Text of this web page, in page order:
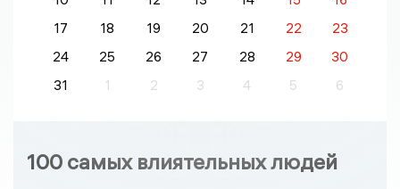
17
18 19 20 21 22
23
24
25 26 27 28 29
30
31
1 2 3 4 5 6
100 самых влиятельных людей